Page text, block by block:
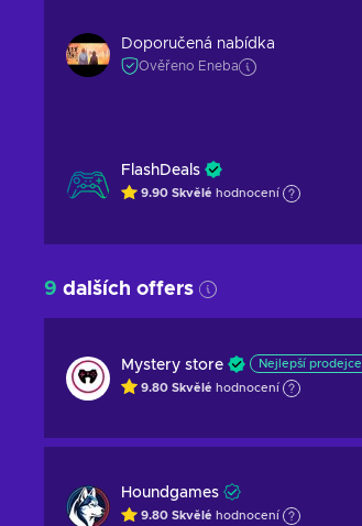
Doporučená nabídka
Ověřeno Eneba
FlashDeals
9.90 Skvělé hodnocení
9 dalších offers
Mystery store Nejlepší prodejce
9.80 Skvělé hodnocení
Houndgames
9.80 Skvělé hodnocení